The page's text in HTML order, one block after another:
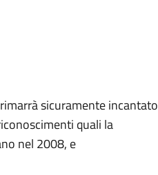
sicuramente incantato
quali la
nel 2008, e